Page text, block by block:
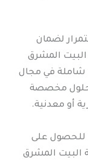
لضمان
المشرق
في مجال
حلول مخصصة
أو معدنية.
للحصول على
البيت المشرق